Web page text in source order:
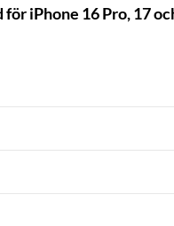
iPhone 16 Pro, 17